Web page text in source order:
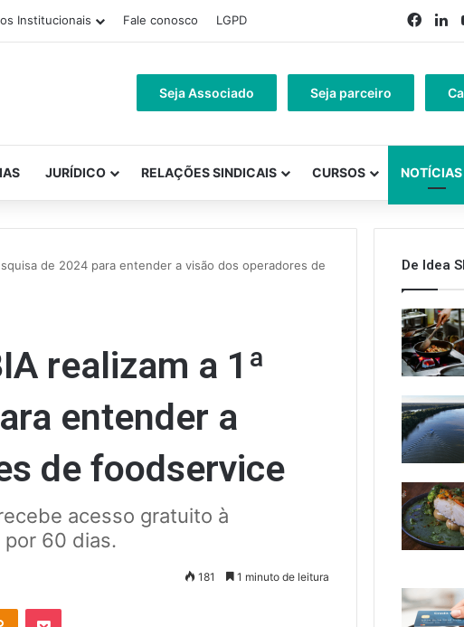
Institucionais Fale conosco LGPD
Seja Associado Seja parceiro
JURÍDICO RELAÇÕES SINDICAIS CURSOS NOTÍCIAS
de 2024 para entender a visão dos operadores de
realizam a 1ª
entender a
de foodservice
acesso gratuito à
por 60 dias.
181 1 minuto de leitura
OK Pocket
De Idea